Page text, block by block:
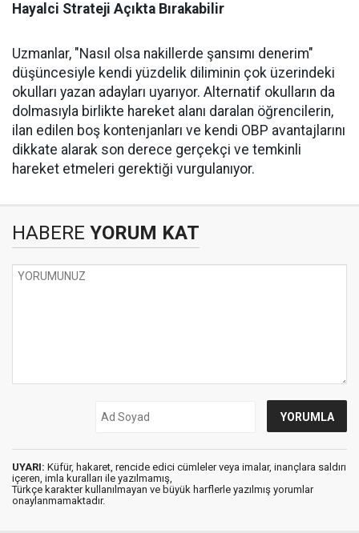
Hayalci Strateji Açıkta Bırakabilir
Uzmanlar, "Nasıl olsa nakillerde şansımı denerim"
düşüncesiyle kendi yüzdelik diliminin çok üzerindeki
okulları yazan adayları uyarıyor. Alternatif okulların da
dolmasıyla birlikte hareket alanı daralan öğrencilerin,
ilan edilen boş kontenjanları ve kendi OBP avantajlarını
dikkate alarak son derece gerçekçi ve temkinli
hareket etmeleri gerektiği vurgulanıyor.
HABERE YORUM KAT
UYARI: Küfür, hakaret, rencide edici cümleler veya imalar, inançlara saldırı
içeren, imla kuralları ile yazılmamış,
Türkçe karakter kullanılmayan ve büyük harflerle yazılmış yorumlar
onaylanmamaktadır.